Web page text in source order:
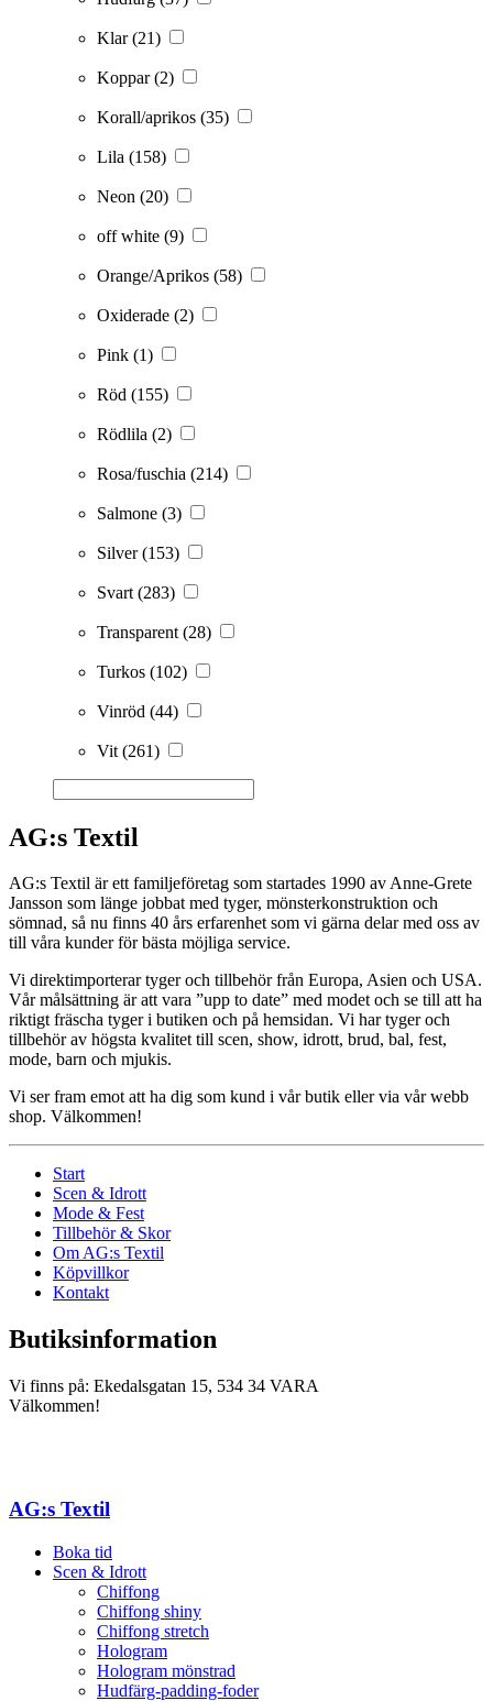
Klar(21)
Koppar(2)
Korall/aprikos (35)
Lila (158)
Neon (20)
off white (9)
Orange/Aprikos (58)
Oxiderade (2)
Pink (1)
Röd (155)
Rödlila (2)
Rosa/fuschia (214)
Salmone (3)
Silver(153)
Svart (283)
Transparent (28)
Turkos (102)
Vinröd (44)
Vit (261)
AG:s Textil
AG:s Textil är ett familjeföretag som startades 1990 av Anne-Grete
Jansson som länge jobbat med tyger, mönsterkonstruktion och
sömnad, så nu finns 40 års erfarenhet som vi gärna delar med oss av
till våra kunder för bästa möjliga service.
Vi direktimporterar tyger och tillbehör från Europa, Asien och USA.
Vår målsättning är att vara ”upp to date” med modet och se till att ha
riktigt fräscha tyger i butiken och på hemsidan. Vi har tyger och
tillbehör av högsta kvalitet till scen, show, idrott, brud, bal, fest,
mode, barn och mjukis.
Vi ser fram emot att ha dig som kund i vår butik eller via vår webb
shop. Välkommen!
Start
Scen & Idrott
Mode & Fest
Tillbehör & Skor
Om AG:s Textil
Köpvillkor
Kontakt
Butiksinformation
Vi finns på: Ekedalsgatan 15, 534 34 VARA
Välkommen!
AG:s Textil
Boka tid
Scen & Idrott
Chiffong
Chiffong shiny
Chiffong stretch
Hologram
Hologram mönstrad
Hudfärg-padding-foder